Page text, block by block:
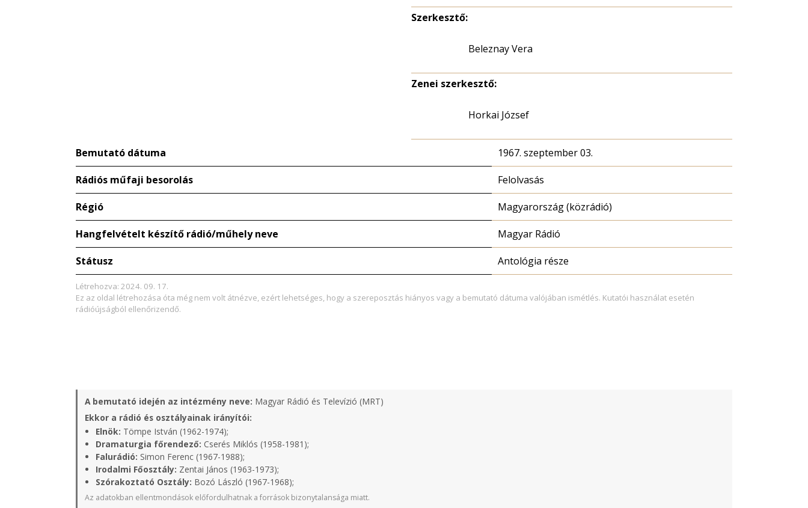
Szerkesztő:
Beleznay Vera
Zenei szerkesztő:
Horkai József
Bemutató dátuma 1967. szeptember 03.
Rádiós műfaji besorolás Felolvasás
Régió Magyarország (közrádió)
Hangfelvételt készítő rádió/műhely neve Magyar Rádió
Státusz Antológia része
Létrehozva: 2024. 09. 17.
Ez az oldal létrehozása óta még nem volt átnézve, ezért lehetséges, hogy a szereposztás hiányos vagy a bemutató dátuma valójában ismétlés. Kutatói használat esetén
rádióújságból ellenőrizendő.
A bemutató idején az intézmény neve: Magyar Rádió és Televízió (MRT)
Ekkor a rádió és osztályainak irányítói:
Elnök: Tömpe István (1962-1974);
Dramaturgia főrendező: Cserés Miklós (1958-1981);
Falurádió: Simon Ferenc (1967-1988);
Irodalmi Főosztály: Zentai János (1963-1973);
Szórakoztató Osztály: Bozó László (1967-1968);
Az adatokban ellentmondások előfordulhatnak a források bizonytalansága miatt.